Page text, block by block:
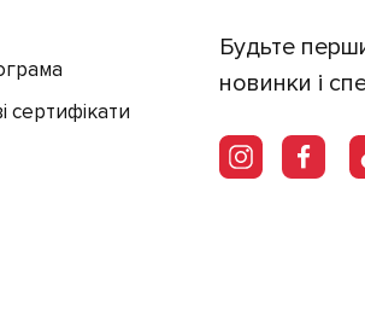
сертифікати
Будьте
новинки і